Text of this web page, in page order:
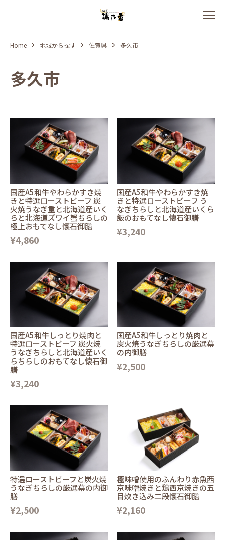
Home 地域から探す 佐賀県 多久市
多久市
国産A5和牛やわらかすき焼
きと特選ローストビーフ 炭
火焼うなぎ重と北海道産いく
らと北海道ズワイ蟹ちらしの
極上おもてなし懐石御膳
¥4,860
国産A5和牛やわらかすき焼
きと特選ローストビーフ う
なぎちらしと北海道産いくら
飯のおもてなし懐石御膳
¥3,240
国産A5和牛しっとり焼肉と
特選ローストビーフ 炭火焼
うなぎちらしと北海道産いく
らちらしのおもてなし懐石御
膳
¥3,240
国産A5和牛しっとり焼肉と
炭火焼うなぎちらしの厳選幕
の内御膳
¥2,500
特選ローストビーフと炭火焼
うなぎちらしの厳選幕の内御
膳
¥2,500
極味噌使用のふんわり赤魚西
京味噌焼きと鶏西京焼きの五
目炊き込み二段懐石御膳
¥2,160